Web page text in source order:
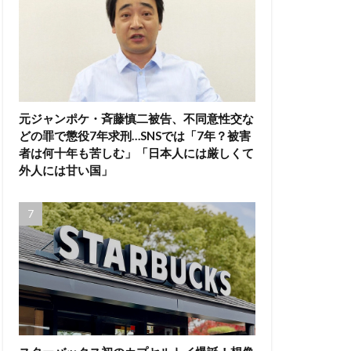
元ジャンポケ・斉藤慎二被告、不同意性交な
どの罪で懲役7年求刑…SNSでは「7年？被害
者は何十年も苦しむ」「日本人には厳しくて
外人には甘い国」